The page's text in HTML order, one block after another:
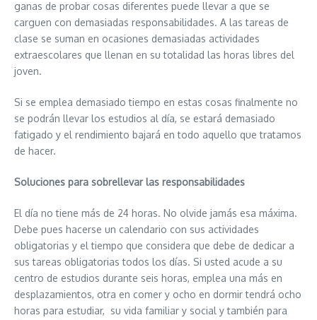
ganas de probar cosas diferentes puede llevar a que se
carguen con demasiadas responsabilidades. A las tareas de
clase se suman en ocasiones demasiadas actividades
extraescolares que llenan en su totalidad las horas libres del
joven.
Si se emplea demasiado tiempo en estas cosas finalmente no
se podrán llevar los estudios al día, se estará demasiado
fatigado y el rendimiento bajará en todo aquello que tratamos
de hacer.
Soluciones para sobrellevar las responsabilidades
El día no tiene más de 24 horas. No olvide jamás esa máxima.
Debe pues hacerse un calendario con sus actividades
obligatorias y el tiempo que considera que debe de dedicar a
sus tareas obligatorias todos los días. Si usted acude a su
centro de estudios durante seis horas, emplea una más en
desplazamientos, otra en comer y ocho en dormir tendrá ocho
horas para estudiar, su vida familiar y social y también para